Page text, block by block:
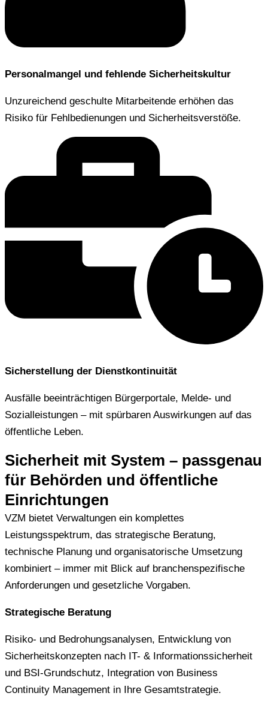
Personalmangel und fehlende Sicherheitskultur
Unzureichend geschulte Mitarbeitende erhöhen das
Risiko für Fehlbedienungen und Sicherheitsverstöße.
Sicherstellung der Dienstkontinuität
Ausfälle beeinträchtigen Bürgerportale, Melde- und
Sozialleistungen – mit spürbaren Auswirkungen auf das
öffentliche Leben.
Sicherheit mit System – passgenau
für Behörden und öffentliche
Einrichtungen
VZM bietet Verwaltungen ein komplettes
Leistungsspektrum, das strategische Beratung,
technische Planung und organisatorische Umsetzung
kombiniert – immer mit Blick auf branchenspezifische
Anforderungen und gesetzliche Vorgaben.
Strategische Beratung
Risiko- und Bedrohungsanalysen, Entwicklung von
Sicherheitskonzepten nach IT- & Informationssicherheit
und BSI-Grundschutz, Integration von Business
Continuity Management in Ihre Gesamtstrategie.